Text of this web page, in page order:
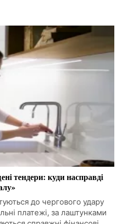
тендери: куди насправді
до чергового удару
платежі, за лаштунками